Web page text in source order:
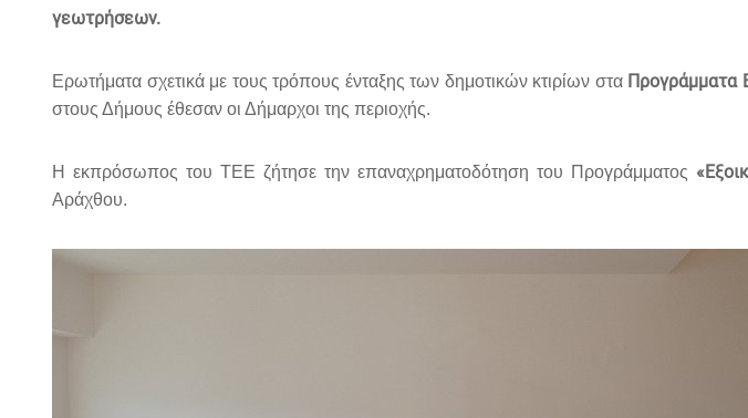
γεωτρήσεων.
Ερωτήματα σχετικά με τους τρόπους ένταξης των δημοτικών κτιρίων στα Προγράμματα
στους Δήμους έθεσαν οι Δήμαρχοι της περιοχής.
Η εκπρόσωπος του ΤΕΕ ζήτησε την επαναχρηματοδότηση του Προγράμματος
Αράχθου.